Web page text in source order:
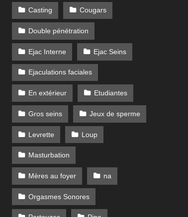
Casting Cougars
Double pénétration
Ejac Interne Ejac Seins
Ejaculations faciales
En extérieur Etudiantes
Gros seins Jeux de sperme
Levrette Loup
Masturbation
Mères au foyer na
Orgasmes Sonores